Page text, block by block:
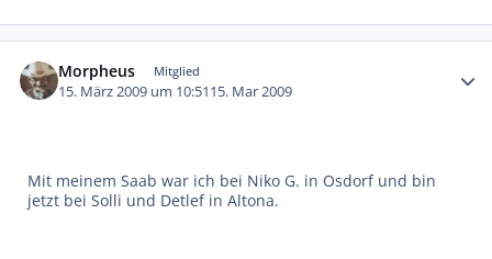
Morpheus Mitglied
15. März 2009 um 10:5115. Mar 2009
Mit meinem Saab war ich bei Niko G. in Osdorf und bin
jetzt bei Solli und Detlef in Altona.